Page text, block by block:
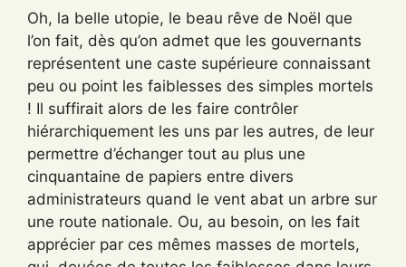
Oh, la belle utopie, le beau rêve de Noël que
l’on fait, dès qu’on admet que les gouvernants
représentent une caste supérieure connaissant
peu ou point les faiblesses des simples mortels
! Il suffirait alors de les faire contrôler
hiérarchiquement les uns par les autres, de leur
permettre d’échanger tout au plus une
cinquantaine de papiers entre divers
administrateurs quand le vent abat un arbre sur
une route nationale. Ou, au besoin, on les fait
apprécier par ces mêmes masses de mortels,